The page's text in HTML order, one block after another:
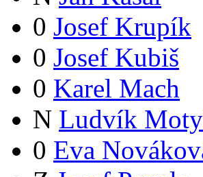
0 Josef Krupík
0 Josef Kubiš
0 Karel Mach
N Ludvík
0 Eva